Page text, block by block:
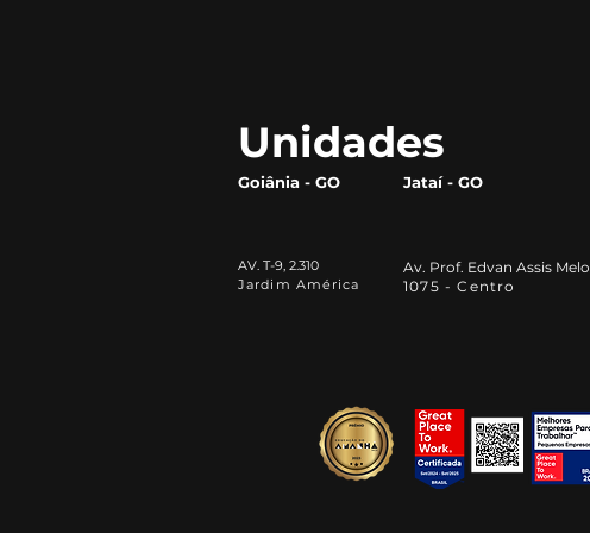
Unidades
Goiânia - GO Jataí - GO
AV. T-9, 2.310
Jardim América
Av. Prof. Edvan Assis Melo
1075 - Centro